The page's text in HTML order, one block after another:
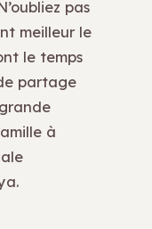
pas
meilleur le
le temps
partage
à